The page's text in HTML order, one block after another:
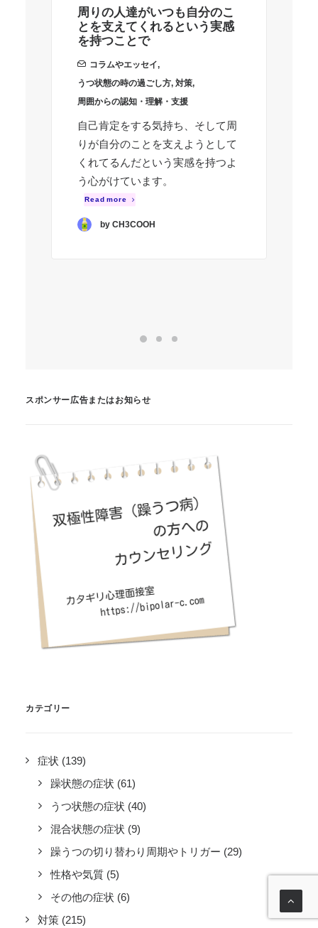
周りの人達がいつも自分のこ
とを支えてくれるという実感
を持つことで
コラムやエッセイ,
うつ状態の時の過ごし方, 対策,
周囲からの認知・理解・支援
自己肯定をする気持ち、そして周
りが自分のことを支えようとして
くれてるんだという実感を持つよ
う心がけています。
Read more
by CH3COOH
スポンサー広告またはお知らせ
カテゴリー
症状 (139)
躁状態の症状 (61)
うつ状態の症状 (40)
混合状態の症状 (9)
躁うつの切り替わり周期やトリガー (29)
性格や気質 (5)
その他の症状 (6)
対策 (215)